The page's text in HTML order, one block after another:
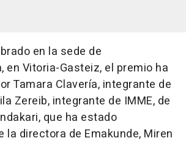
en la sede de
en Vitoria-Gasteiz, el premio ha
Tamara Clavería, integrante de
Zereib, integrante de IMME, de
que ha estado
la directora de Emakunde, Miren